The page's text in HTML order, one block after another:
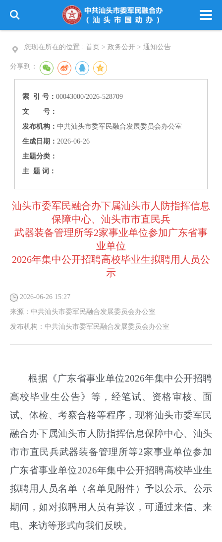
您现在所在的位置 : 首页 > 政务公开 > 通知公告
分享到：
索 引 号：00043000/2026-528709
文 号：
发布机构：中共汕头市委军民融合发展委员会办公室
生成日期：2026-06-26
主题分类：
主 题 词：
汕头市委军民融合办下属汕头市人防指挥信息
保障中心、汕头市市直民兵
武器装备管理所等2家事业单位参加广东省事
业单位
2026年集中公开招聘高校毕业生拟聘用人员公
示
2026-06-26 15:27
来源： 中共汕头市委军民融合发展委员会办公室
发布机构： 中共汕头市委军民融合发展委员会办公室
根据《广东省事业单位2026年集中公开招聘
高校毕业生公告》等，经笔试、资格审核、面
试、体检、考察合格等程序 ， 现将汕头市委军民
融合办下属汕头市人防指挥信息保障中心、汕头
市市直民兵武器装备管理所等2家事业单位参加
广东省事业单位2026年集中公开招聘高校毕业生
拟聘用 人员名单 （名单见附件）予以公示。公示
期间，如对拟聘用 人员有异议，可通过来信、来
电、来访等形式向我们反映。